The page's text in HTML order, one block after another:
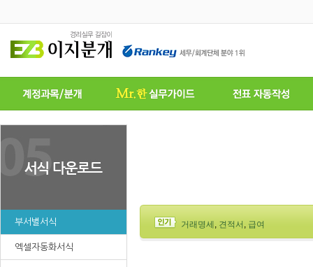
부서별서식
엑셀자동화서식
거래명세 , 견적서 , 급여